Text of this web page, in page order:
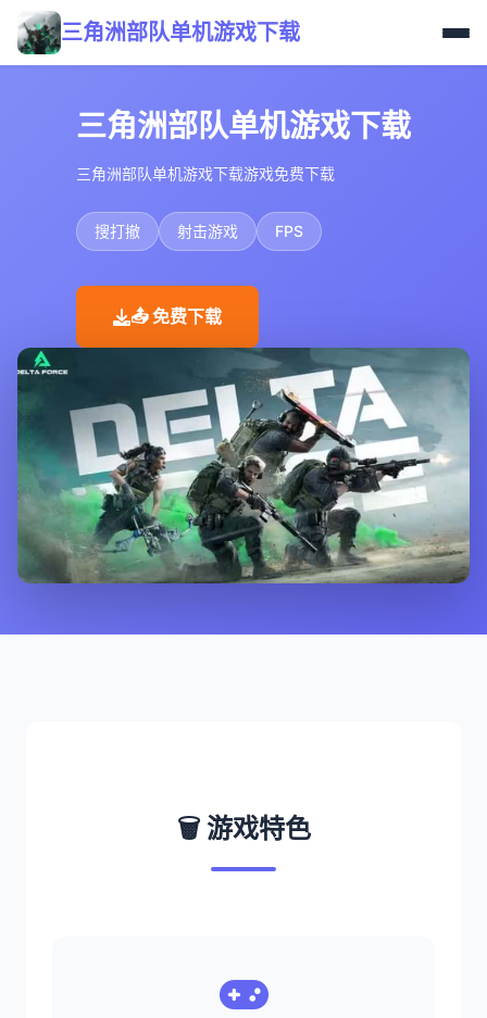
三角洲部队单机游戏下载
三角洲部队单机游戏下载
三角洲部队单机游戏下载游戏免费下载
搜打撤 射击游戏 FPS
📤 免费下载
🗑️ 游戏特色